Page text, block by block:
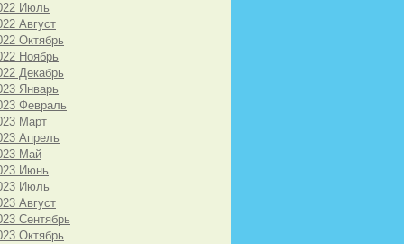
Июль
Август
Октябрь
Ноябрь
Декабрь
Январь
Февраль
Март
Апрель
Май
Июнь
Июль
Август
Сентябрь
Октябрь